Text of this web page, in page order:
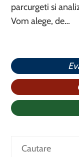
parcurgeti si
Vom alege, de…
Caută